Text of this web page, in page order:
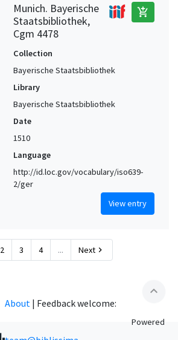
Munich. Bayerische
Staatsbibliothek,
Cgm 4478
add_shopping_cart
Collection
Bayerische Staatsbibliothek
Library
Bayerische Staatsbibliothek
Date
1510
Language
http://id.loc.gov/vocabulary/iso639-
2/ger
View entry
2 3 4 ... Next chevron_right
expand_less
About | Feedback welcome:
Powered